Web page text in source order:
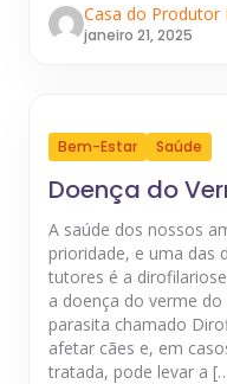
Casa do Produtor
janeiro 21, 2025
Bem-Estar Saúde
Doença do
A saúde dos nossos
prioridade, e uma das
tutores é a
a doença do verme
parasita chamado
afetar cães e, em
tratada, pode levar a